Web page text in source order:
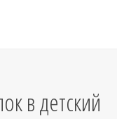
в детский